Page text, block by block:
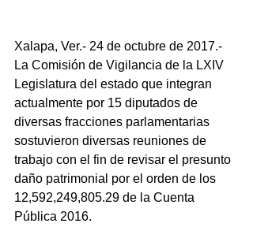
Xalapa, Ver.- 24 de octubre de 2017.-
La Comisión de Vigilancia de la LXIV
Legislatura del estado que integran
actualmente por 15 diputados de
diversas fracciones parlamentarias
sostuvieron diversas reuniones de
trabajo con el fin de revisar el presunto
daño patrimonial por el orden de los
12,592,249,805.29 de la Cuenta
Pública 2016.